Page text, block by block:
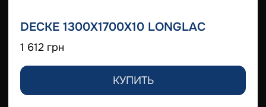
DECKE 1300X1700X10 LONGLAC
1 612 грн
КУПИТЬ